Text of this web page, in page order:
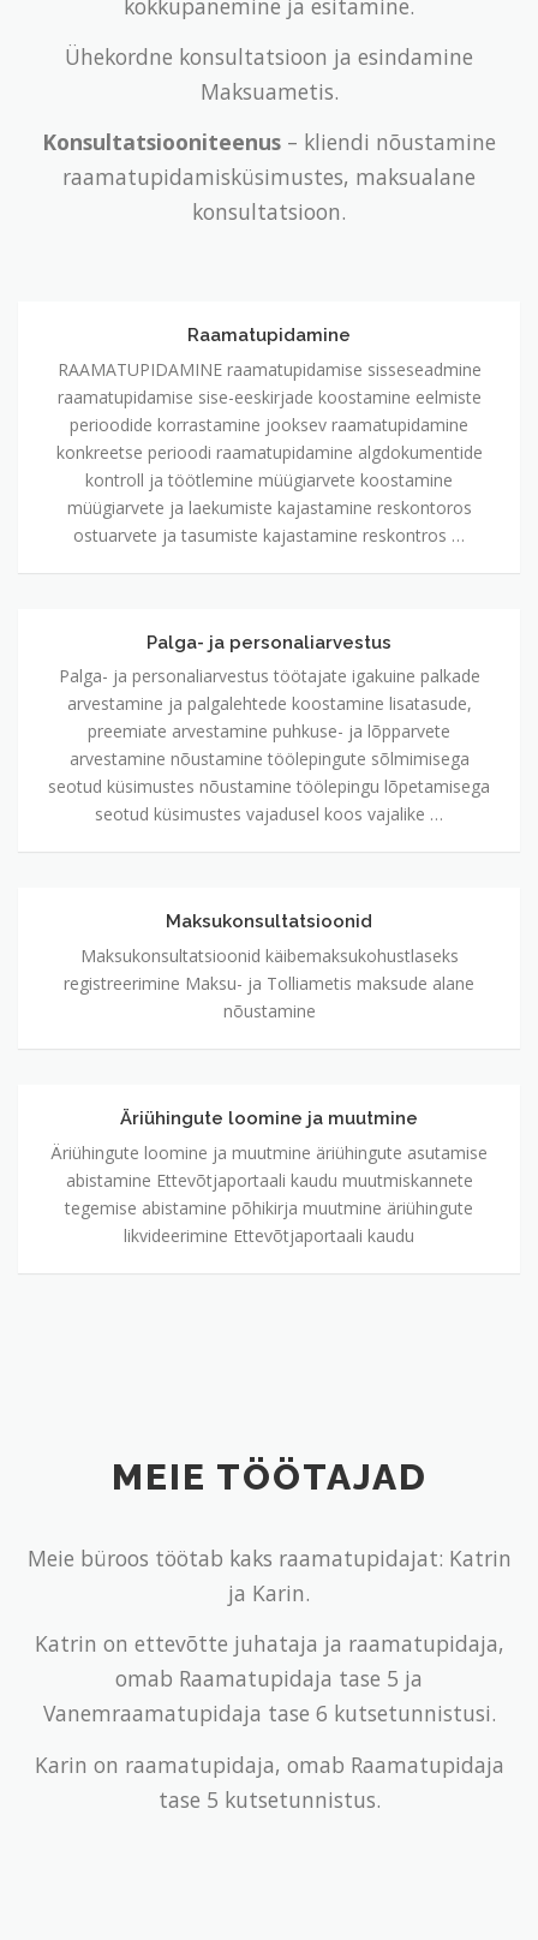
Ühekordne konsultatsioon ja esindamine
Maksuametis.
Konsultatsiooniteenus – kliendi nõustamine
raamatupidamisküsimustes, maksualane
konsultatsioon.
Raamatupidamine
RAAMATUPIDAMINE raamatupidamise sisseseadmine
raamatupidamise sise-eeskirjade koostamine eelmiste
perioodide korrastamine jooksev raamatupidamine
konkreetse perioodi raamatupidamine algdokumentide
kontroll ja töötlemine müügiarvete koostamine
müügiarvete ja laekumiste kajastamine reskontoros
ostuarvete ja tasumiste kajastamine reskontros …
personaliarvestus
Palga- ja personaliarvestus
Palga- ja personaliarvestus töötajate igakuine palkade
arvestamine ja palgalehtede koostamine lisatasude,
preemiate arvestamine puhkuse- ja lõpparvete
arvestamine nõustamine töölepingute sõlmimisega
seotud küsimustes nõustamine töölepingu lõpetamisega
seotud küsimustes vajadusel koos vajalike …
MaksukonsultatsioonidMaksukonsultatsioonid
Maksukonsultatsioonid käibemaksukohustlaseks
registreerimine Maksu- ja Tolliametis maksude alane
nõustamine
loomine
muutmine
Äriühingute loomine ja muutmine
Äriühingute loomine ja muutmine äriühingute asutamise
abistamine Ettevõtjaportaali kaudu muutmiskannete
tegemise abistamine põhikirja muutmine äriühingute
likvideerimine Ettevõtjaportaali kaudu
MEIE TÖÖTAJAD
Meie büroos töötab kaks raamatupidajat: Katrin
ja Karin.
Katrin on ettevõtte juhataja ja raamatupidaja,
omab Raamatupidaja tase 5 ja
Vanemraamatupidaja tase 6 kutsetunnistusi.
Karin on raamatupidaja, omab Raamatupidaja
tase 5 kutsetunnistus.